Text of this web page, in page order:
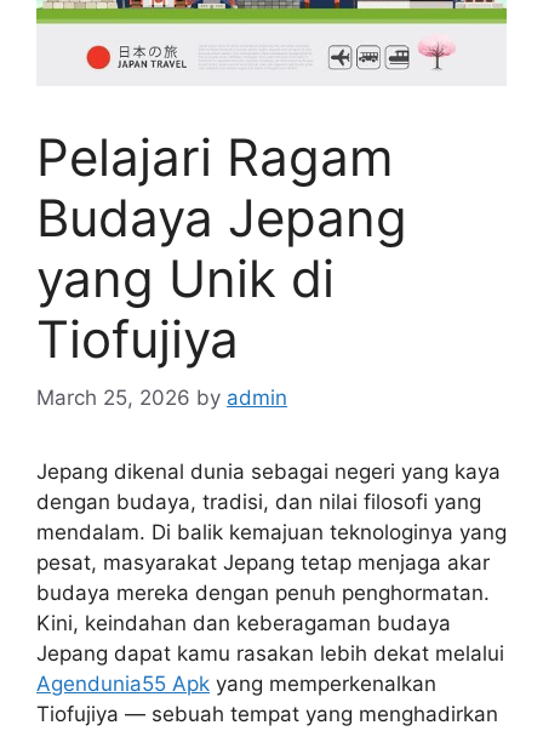
Pelajari Ragam
Budaya Jepang
yang Unik di
Tiofujiya
March 25, 2026 by admin
Jepang dikenal dunia sebagai negeri yang kaya
dengan budaya, tradisi, dan nilai filosofi yang
mendalam. Di balik kemajuan teknologinya yang
pesat, masyarakat Jepang tetap menjaga akar
budaya mereka dengan penuh penghormatan.
Kini, keindahan dan keberagaman budaya
Jepang dapat kamu rasakan lebih dekat melalui
Agendunia55 Apk yang memperkenalkan
Tiofujiya — sebuah tempat yang menghadirkan